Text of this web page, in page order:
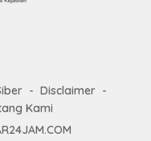
Disclaimer
Kami